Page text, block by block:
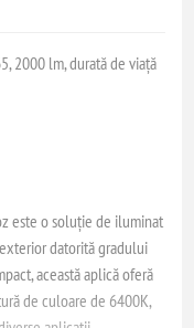
2000 lm, durată de viață
este o soluție de iluminat
datorită gradului
această aplică oferă
de culoare de 6400K,